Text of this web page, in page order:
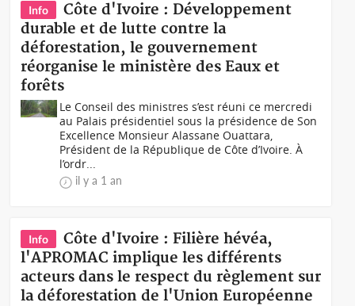
Info
Côte d'Ivoire : Développement
durable et de lutte contre la
déforestation, le gouvernement
réorganise le ministère des Eaux et
forêts
Le Conseil des ministres s’est réuni ce mercredi
au Palais présidentiel sous la présidence de Son
Excellence Monsieur Alassane Ouattara,
Président de la République de Côte d’Ivoire. À
l’ordr...
il y a 1 an
Info
Côte d'Ivoire : Filière hévéa,
l'APROMAC implique les différents
acteurs dans le respect du règlement sur
la déforestation de l'Union Européenne